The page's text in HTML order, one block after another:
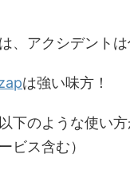
、アクシデントは
は強い味方！
下のような使い方
ビス含む）